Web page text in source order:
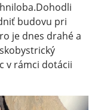
budovu pri
je dnes drahé a
v rámci dotácii